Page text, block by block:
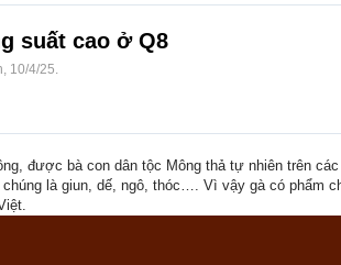
suất cao ở Q8
, 10/4/25.
được bà con dân tộc Mông thả tự nhiên trên
chúng là giun, dế, ngô, thóc…. Vì vậy gà có